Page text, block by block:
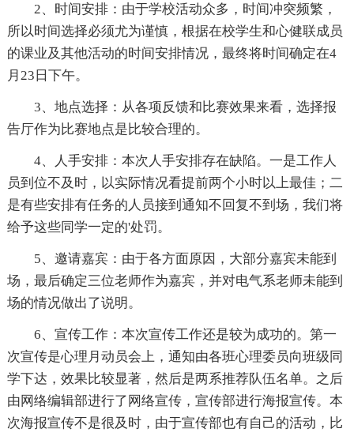
2、时间安排：由于学校活动众多，时间冲突频繁，
所以时间选择必须尤为谨慎，根据在校学生和心健联成员
的课业及其他活动的时间安排情况，最终将时间确定在4
月23日下午。
3、地点选择：从各项反馈和比赛效果来看，选择报
告厅作为比赛地点是比较合理的。
4、人手安排：本次人手安排存在缺陷。一是工作人
员到位不及时，以实际情况看提前两个小时以上最佳；二
是有些安排有任务的人员接到通知不回复不到场，我们将
给予这些同学一定的'处罚。
5、邀请嘉宾：由于各方面原因，大部分嘉宾未能到
场，最后确定三位老师作为嘉宾，并对电气系老师未能到
场的情况做出了说明。
6、宣传工作：本次宣传工作还是较为成功的。第一
次宣传是心理月动员会上，通知由各班心理委员向班级同
学下达，效果比较显著，然后是两系推荐队伍名单。之后
由网络编辑部进行了网络宣传，宣传部进行海报宣传。本
次海报宣传不是很及时，由于宣传部也有自己的活动，比